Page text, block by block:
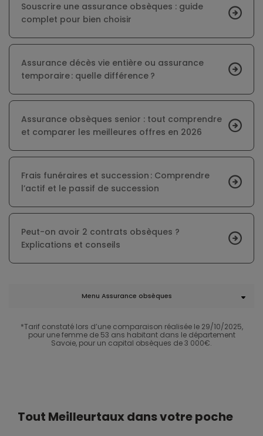
Souscrire une assurance obsèques : guide
complet pour bien choisir
Assurance décès vie entière ou assurance
temporaire : quelle différence ?
Assurance obsèques senior : tout comprendre
et comparer les meilleures offres en 2026
Frais funéraires et succession : Comprendre
l’actif et le passif de succession
Peut-on avoir 2 contrats obsèques ?
Explications et conseils
Menu Assurance obsèques
*Tarif constaté lors d’une comparaison réalisée le 29/10/2025,
pour une femme de 53 ans habitant dans le département
Savoie, pour un capital obsèques de 3 000€.​
Tout Meilleurtaux dans votre poche